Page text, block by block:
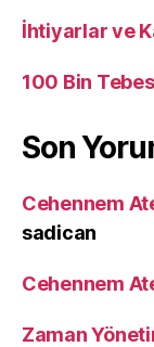
İhtiyarlar ve
100 Bin
Son
Cehennem
sadican
Cehennem
Zaman